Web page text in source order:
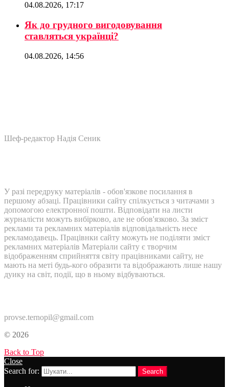
04.08.2026, 17:17
Як до грудного вигодовування
ставляться українці?
04.08.2026, 14:56
Шеф-редактор Надія Сеник
У разі передруку матеріалів - обов'язкове посилання в
першому абзаці. Працівники сайту спілкується з читачами з
допомогою електронної пошти. Відповідати на листи
журналісти можуть вибірково, але не обов'язково. За зміст
реклами та рекламних матеріалів відповідальність несе
рекламодавець. Працівнки сайту можуть не поділяти зміст
рекламних матеріалів Матеріали сайту є творчим
відображенням сприйняття світу працівниками сайту, не
мають на меті будь-кого образити та відображають лише нашу
дуику на світ, події, що в ньому відбуваються.
provse.ternopil@gmail.com
© 2026
Back to Top
Close
Search for:
Search